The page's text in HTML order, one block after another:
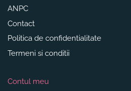
ANPC
Contact
Politica de confidentialitate
Termeni si conditii
Contul meu